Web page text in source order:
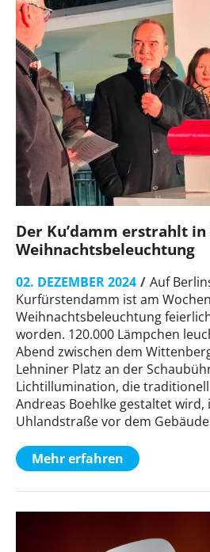
Der Ku’damm erstrahlt
Weihnachtsbeleuchtung
02. DEZEMBER 2024
Auf
Kurfürstendamm ist am
Weihnachtsbeleuchtung
worden. 120.000 Lämpchen
Abend zwischen dem
Lehniner Platz an der
Lichtillumination, die
Andreas Boehlke gestaltet
Uhlandstraße vor dem
Mehr erfahren